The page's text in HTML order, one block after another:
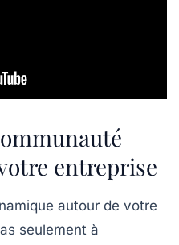
entreprise
autour de votre
seulement à